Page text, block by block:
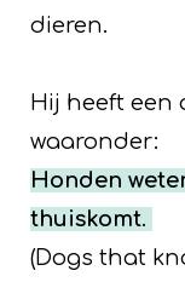
dieren.
Hij heeft een
waaronder:
Honden
thuiskomt.
(Dogs that